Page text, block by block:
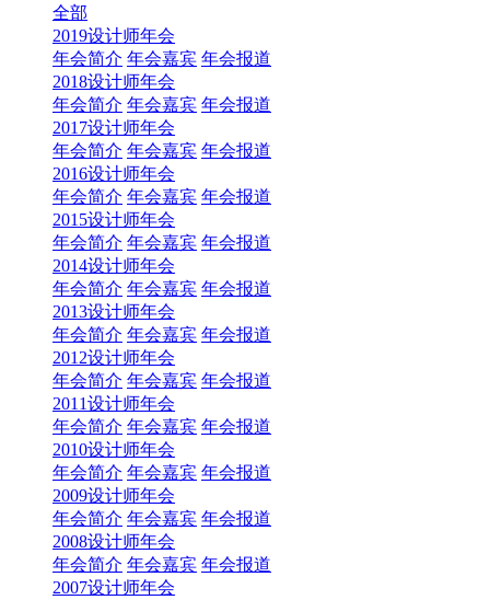
全部
2019设计师年会
年会简介 年会嘉宾 年会报道
2018设计师年会
年会简介 年会嘉宾 年会报道
2017设计师年会
年会简介 年会嘉宾 年会报道
2016设计师年会
年会简介 年会嘉宾 年会报道
2015设计师年会
年会简介 年会嘉宾 年会报道
2014设计师年会
年会简介 年会嘉宾 年会报道
2013设计师年会
年会简介 年会嘉宾 年会报道
2012设计师年会
年会简介 年会嘉宾 年会报道
2011设计师年会
年会简介 年会嘉宾 年会报道
2010设计师年会
年会简介 年会嘉宾 年会报道
2009设计师年会
年会简介 年会嘉宾 年会报道
2008设计师年会
年会简介 年会嘉宾 年会报道
2007设计师年会